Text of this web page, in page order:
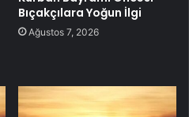
Bıçakçılara Yoğun İlgi
Ağustos 7, 2026